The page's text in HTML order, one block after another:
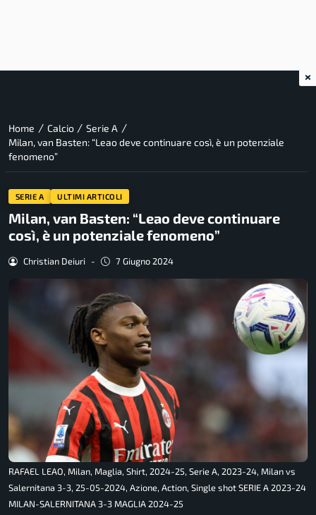
Home / Calcio / Serie A /
Milan, van Basten: “Leao deve continuare così, è un potenziale
fenomeno”
SERIE A ULTIMI ARTICOLI
Milan, van Basten: “Leao deve continuare
così, è un potenziale fenomeno”
Christian Deiuri - 7 Giugno 2024
RAFAEL LEAO, Milan, Maglia, Shirt, 2024-25, Serie A, 2023-24, Milan vs
Salernitana 3-3, 25-05-2024, Azione, Action, Single shot SERIE A 2023-24
MILAN-SALERNITANA 3-3 MAGLIA 2024-25
×